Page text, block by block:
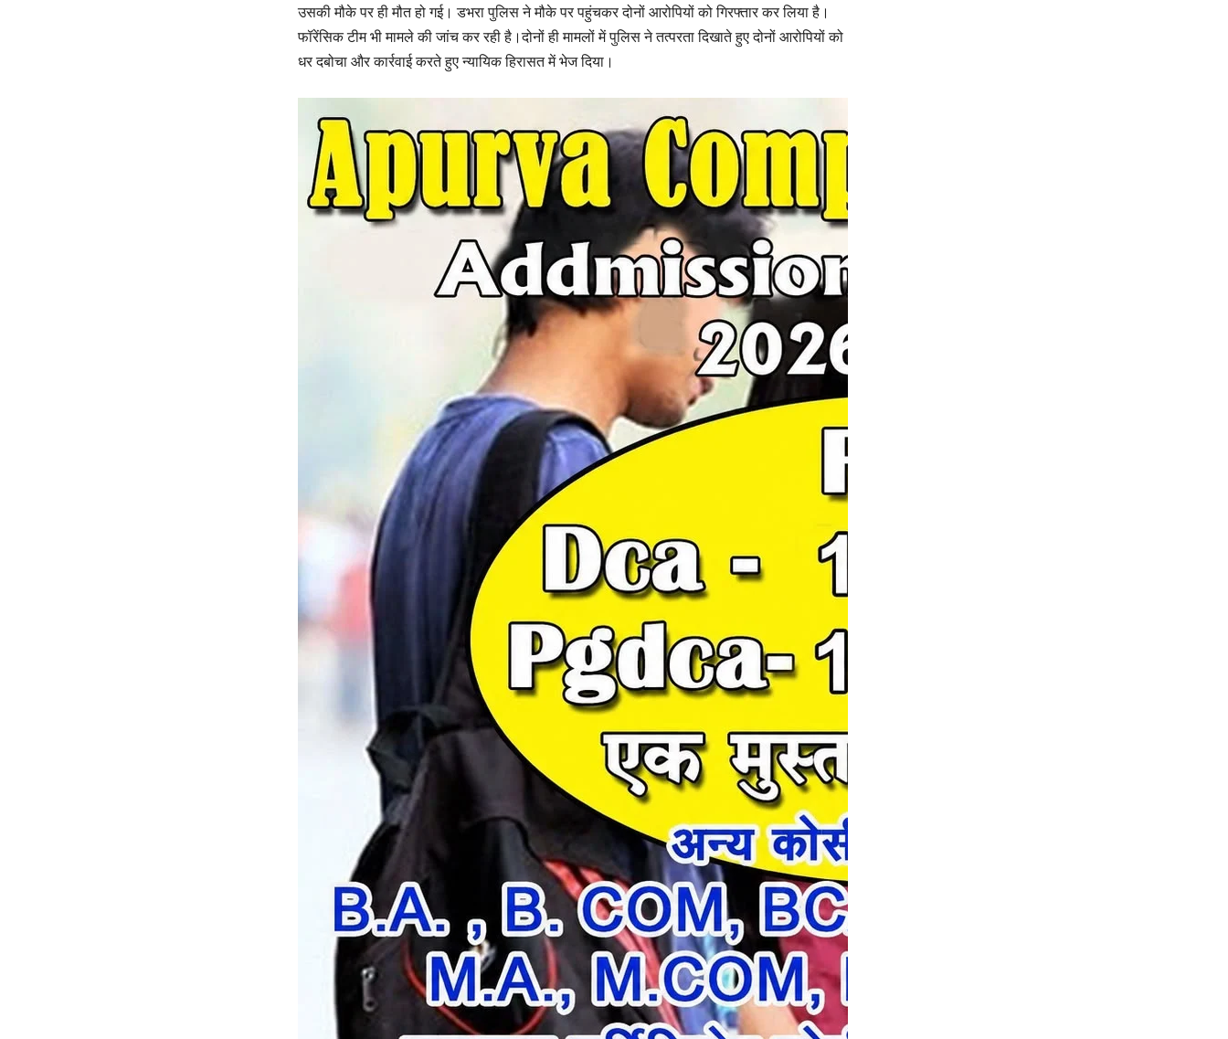
उसकी मौके पर ही मौत हो गई। डभरा पुलिस ने मौके पर पहुंचकर दोनों आरोपियों को गिरफ्तार कर लिया है।
फॉरेंसिक टीम भी मामले की जांच कर रही है।दोनों ही मामलों में पुलिस ने तत्परता दिखाते हुए दोनों आरोपियों को
धर दबोचा और कार्रवाई करते हुए न्यायिक हिरासत में भेज दिया।